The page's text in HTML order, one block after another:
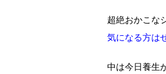
超絶おかこな
気になる方は
中は今日養生